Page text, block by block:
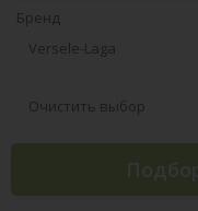
Бренд
Versele-Laga
Очистить выбор